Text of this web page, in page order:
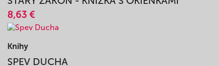
Knihy
STARÝ ZÁKON - KNIŽKA S OKIENKAMI
8,63 €